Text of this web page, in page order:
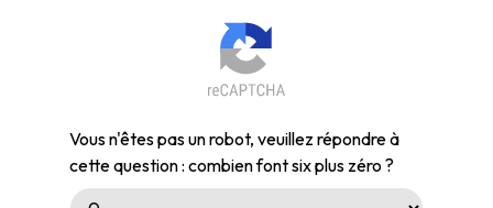
Vous n'êtes pas un robot, veuillez répondre à
cette question : combien font six plus zéro ?